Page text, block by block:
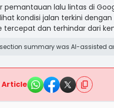
pemantauan lalu lintas di
kondisi jalan terkini
tercepat dan terhindar dari
summary was AI-assisted
Article